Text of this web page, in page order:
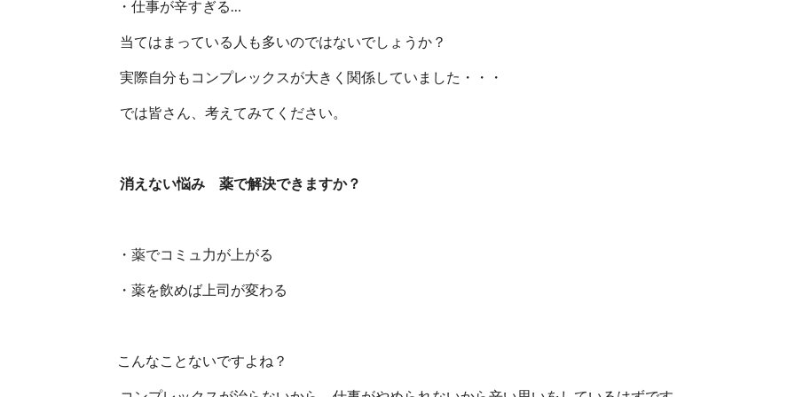
・仕事が辛すぎる…
当てはまっている人も多いのではないでしょうか？
実際自分もコンプレックスが大きく関係していました・・・
では皆さん、考えてみてください。
消えない悩み 薬で解決できますか？
・薬でコミュ力が上がる
・薬を飲めば上司が変わる
こんなことないですよね？